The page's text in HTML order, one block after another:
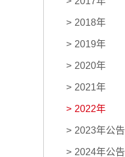
2018年
2019年
2020年
2021年
2022年
2023年公告
2024年公告